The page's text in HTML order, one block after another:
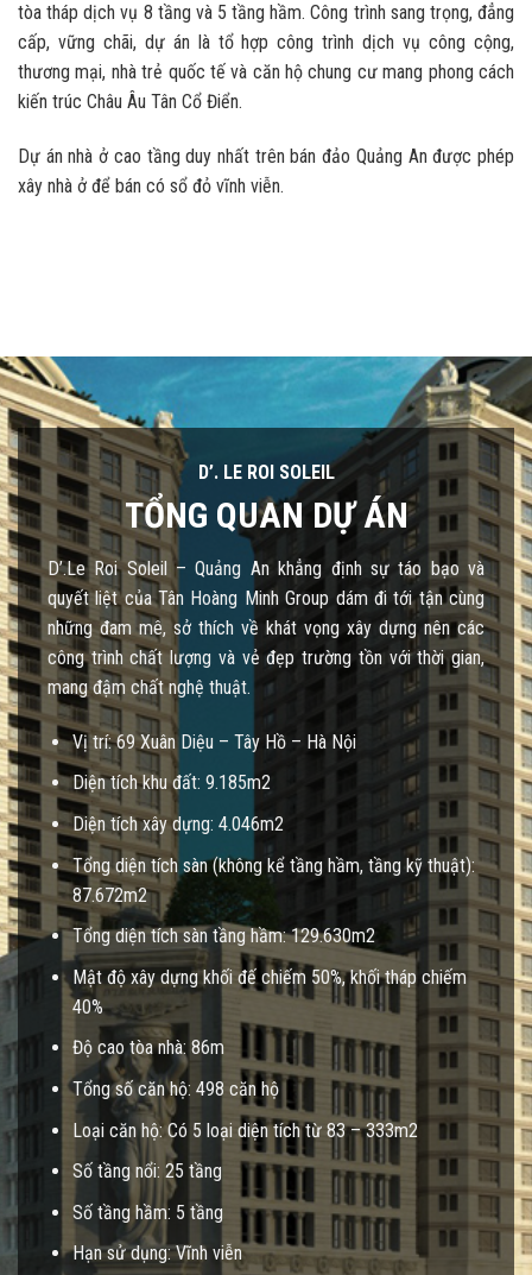
tòa tháp dịch vụ 8 tầng và 5 tầng hầm. Công trình sang trọng, đẳng
cấp, vững chãi, dự án là tổ hợp công trình dịch vụ công cộng,
thương mại, nhà trẻ quốc tế và căn hộ chung cư mang phong cách
kiến trúc Châu Âu Tân Cổ Điển.
Dự án nhà ở cao tầng duy nhất trên bán đảo Quảng An được phép
xây nhà ở để bán có sổ đỏ vĩnh viễn.
D’. LE ROI SOLEIL
TỔNG QUAN DỰ ÁN
D’.Le Roi Soleil – Quảng An khẳng định sự táo bạo và
quyết liệt của Tân Hoàng Minh Group dám đi tới tận cùng
những đam mê, sở thích về khát vọng xây dựng nên các
công trình chất lượng và vẻ đẹp trường tồn với thời gian,
mang đậm chất nghệ thuật.
Vị trí: 69 Xuân Diệu – Tây Hồ – Hà Nội
Diện tích khu đất: 9.185m2
Diện tích xây dựng: 4.046m2
Tổng diện tích sàn (không kể tầng hầm, tầng kỹ thuật):
87.672m2
Tổng diện tích sàn tầng hầm: 129.630m2
Mật độ xây dựng khối đế chiếm 50%, khối tháp chiếm
40%
Độ cao tòa nhà: 86m
Tổng số căn hộ: 498 căn hộ
Loại căn hộ: Có 5 loại diện tích từ 83 – 333m2
Số tầng nổi: 25 tầng
Số tầng hầm: 5 tầng
Hạn sử dụng: Vĩnh viễn